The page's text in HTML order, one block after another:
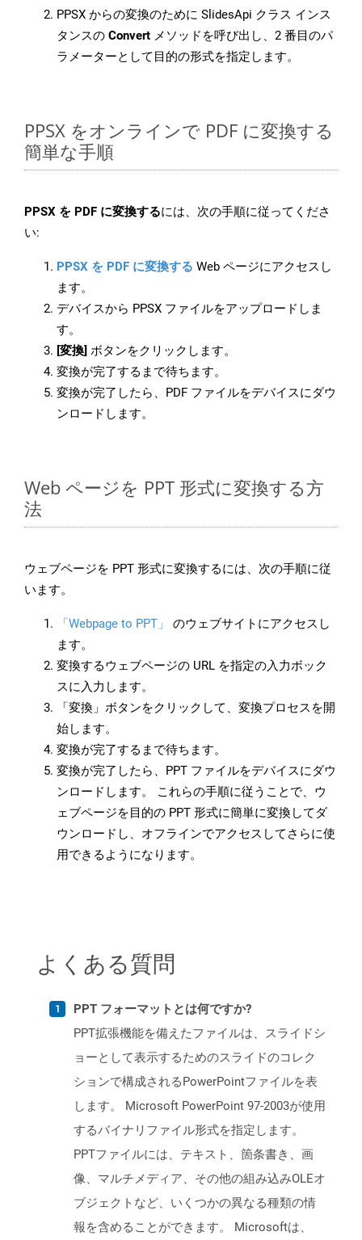
PPSX からの変換のために SlidesApi クラス インス
タンスの Convert メソッドを呼び出し、2 番目のパ
ラメーターとして目的の形式を指定します。
PPSX をオンラインで PDF に変換する
簡単な手順
PPSX を PDF に変換するには、次の手順に従ってくださ
い:
PPSX を PDF に変換する Web ページにアクセスし
ます。
デバイスから PPSX ファイルをアップロードしま
す。
[変換] ボタンをクリックします。
変換が完了するまで待ちます。
変換が完了したら、PDF ファイルをデバイスにダウ
ンロードします。
Web ページを PPT 形式に変換する方
法
ウェブページを PPT 形式に変換するには、次の手順に従
います。
「Webpage to PPT」
のウェブサイトにアクセスし
ます。
変換するウェブページの URL を指定の入力ボック
スに入力します。
「変換」ボタンをクリックして、変換プロセスを開
始します。
変換が完了するまで待ちます。
変換が完了したら、PPT ファイルをデバイスにダウ
ンロードします。 これらの手順に従うことで、ウ
ェブページを目的の PPT 形式に簡単に変換してダ
ウンロードし、オフラインでアクセスしてさらに使
用できるようになります。
よくある質問
PPT フォーマットとは何ですか?
PPT拡張機能を備えたファイルは、スライドシ
ョーとして表示するためのスライドのコレク
ションで構成されるPowerPointファイルを表
します。 Microsoft PowerPoint 97-2003が使用
するバイナリファイル形式を指定します。
PPTファイルには、テキスト、箇条書き、画
像、マルチメディア、その他の組み込みOLEオ
ブジェクトなど、いくつかの異なる種類の情
報を含めることができます。 Microsoftは、